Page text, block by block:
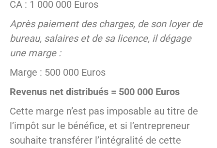
CA : 1 000 000 Euros
Après paiement des charges, de son loyer de
bureau, salaires et de sa licence, il dégage
une marge :
Marge : 500 000 Euros
Revenus net distribués = 500 000 Euros
Cette marge n’est pas imposable au titre de
l’impôt sur le bénéfice, et si l’entrepreneur
souhaite transférer l’intégralité de cette